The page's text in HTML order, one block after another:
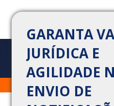
GARANTA
JURÍDICA E
AGILIDADE
ENVIO DE
Trabalhe Conosco Central de